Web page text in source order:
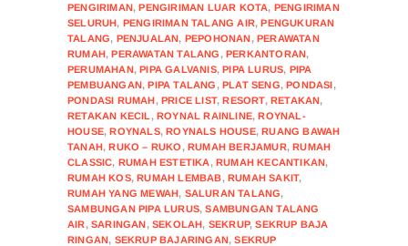
PENGIRIMAN,PENGIRIMAN LUAR KOTA, PENGIRIMAN
SELURUH, PENGIRIMAN TALANG AIR,PENGUKURAN
TALANG, PENJUALAN, PEPOHONAN,PERAWATAN
RUMAH,PERAWATAN TALANG ,PERKANTORAN,
PERUMAHAN,PIPA GALVANIS,PIPA LURUS, PIPA
PEMBUANGAN,PIPA TALANG ,PLAT SENG,PONDASI,
PONDASI RUMAH,PRICE LIST,RESORT,RETAKAN,
RETAKAN KECIL ,ROYNAL RAINLINE,ROYNAL-
HOUSE,ROYNALS,ROYNALS HOUSE,RUANG BAWAH
TANAH,RUKO – RUKO ,RUMAH BERJAMUR,RUMAH
CLASSIC, RUMAH ESTETIKA,RUMAH KECANTIKAN,
RUMAH KOS,RUMAH LEMBAB,RUMAH SAKIT,
RUMAH YANG MEWAH, SALURAN TALANG,
SAMBUNGAN PIPA LURUS,SAMBUNGAN TALANG
AIR,SARINGAN,SEKOLAH, SEKRUP,SEKRUP BAJA
RINGAN, SEKRUP BAJARINGAN,SEKRUP